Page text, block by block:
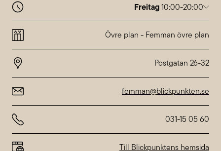
Freitag10:00-20:00
Montag
10:00-20:00
10:00-20:00
10:00-20:00
Abweichende Öffnungszeiten beiNordstan
Övre plan - Femman övre plan
femman@blickpunkten.se
031-15 05 60
Till Blickpunktens hemsida